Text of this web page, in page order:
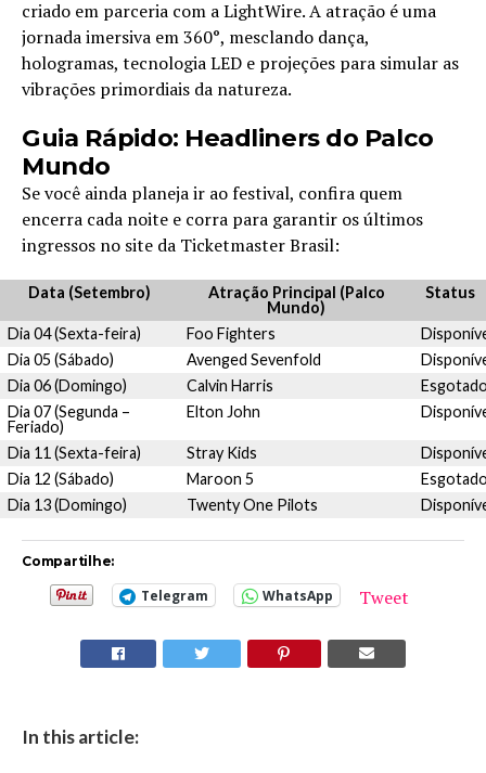
criado em parceria com a LightWire. A atração é uma
jornada imersiva em 360°, mesclando dança,
hologramas, tecnologia LED e projeções para simular as
vibrações primordiais da natureza.
Guia Rápido: Headliners do Palco
Mundo
Se você ainda planeja ir ao festival, confira quem
encerra cada noite e corra para garantir os últimos
ingressos no site da Ticketmaster Brasil:
Data (Setembro)
Atração Principal (Palco
Mundo)
Status
Dia 04 (Sexta-feira) Foo Fighters
Dia 05 (Sábado)
Avenged Sevenfold
Dia 06 (Domingo)
Calvin Harris
Dia 07 (Segunda –
Feriado)
Elton John
Dia 11 (Sexta-feira) Stray Kids
Dia 12 (Sábado)
Maroon 5
Dia 13 (Domingo)
Twenty One Pilots
Compartilhe:
Telegram WhatsApp Tweet
In this article: